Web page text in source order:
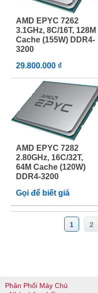
AMD EPYC 7262
3.1GHz, 8C/16T, 128M
Cache (155W) DDR4-
3200
29.800.000 ₫
AMD EPYC 7282
2.80GHz, 16C/32T,
64M Cache (120W)
DDR4-3200
Gọi để biết giá
1 2
Phân Phối Máy Chủ